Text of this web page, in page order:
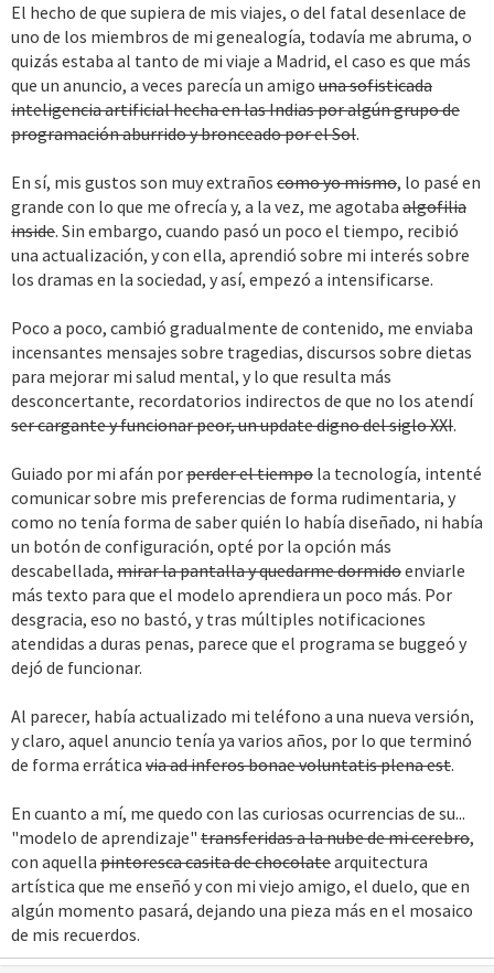
El hecho de que supiera de mis viajes, o del fatal desenlace de
uno de los miembros de mi genealogía, todavía me abruma, o
quizás estaba al tanto de mi viaje a Madrid, el caso es que más
que un anuncio, a veces parecía un amigo una sofisticada
inteligencia artificial hecha en las Indias por algún grupo de
programación aburrido y bronceado por el Sol.
En sí, mis gustos son muy extraños como yo mismo, lo pasé en
grande con lo que me ofrecía y, a la vez, me agotaba algofilia
inside. Sin embargo, cuando pasó un poco el tiempo, recibió
una actualización, y con ella, aprendió sobre mi interés sobre
los dramas en la sociedad, y así, empezó a intensificarse.
Poco a poco, cambió gradualmente de contenido, me enviaba
incensantes mensajes sobre tragedias, discursos sobre dietas
para mejorar mi salud mental, y lo que resulta más
desconcertante, recordatorios indirectos de que no los atendí
ser cargante y funcionar peor, un update digno del siglo XXI.
Guiado por mi afán porperder el tiempo la tecnología, intenté
comunicar sobre mis preferencias de forma rudimentaria, y
como no tenía forma de saber quién lo había diseñado, ni había
un botón de configuración, opté por la opción más
descabellada, mirar la pantalla y quedarme dormidoenviarle
más texto para que el modelo aprendiera un poco más. Por
desgracia, eso no bastó, y tras múltiples notificaciones
atendidas a duras penas, parece que el programa se buggeó y
dejó de funcionar.
Al parecer, había actualizado mi teléfono a una nueva versión,
y claro, aquel anuncio tenía ya varios años, por lo que terminó
de forma errática via ad inferos bonae voluntatis plena est.
En cuanto a mí, me quedo con las curiosas ocurrencias de su...
"modelo de aprendizaje" transferidas a la nube de mi cerebro,
con aquella pintoresca casita de chocolatearquitectura
artística que me enseñó y con mi viejo amigo, el duelo, que en
algún momento pasará, dejando una pieza más en el mosaico
de mis recuerdos.